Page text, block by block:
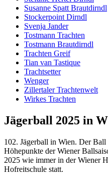
Susanne Spatt Brautdirndl
Stockerpoint Dirndl
Svenja Jander
Tostmann Trachten
Tostmann Brautdirndl
Trachten Greif
Tian van Tastique
Trachtsetter
Wenger
Zillertaler Trachtenwelt
Wirkes Trachten
Jägerball 2025 in
102. Jägerball in Wien. Der
Höhepunkte der Wiener
2025 wie immer in der Wiener
Hofreitschule statt.